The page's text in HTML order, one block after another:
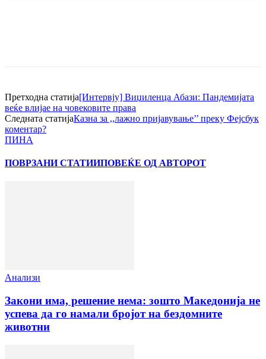
Претходна статија[Интервју] Виџиленца Абази: Пандемијата
веќе влијае на човековите права
Следната статијаКазна за ,,лажно пријавување’’ преку Фејсбук
коментар?
ПИНА
ПОВРЗАНИ СТАТИИПОВЕЌЕ ОД АВТОРОТ
Анализи
Закони има, решение нема: зошто Македонија не
успева да го намали бројот на бездомните
животни